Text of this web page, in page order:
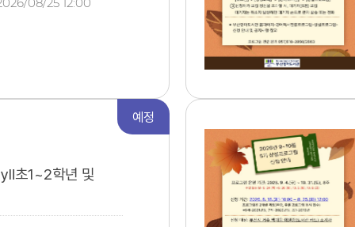
초1~2학년 및
예정